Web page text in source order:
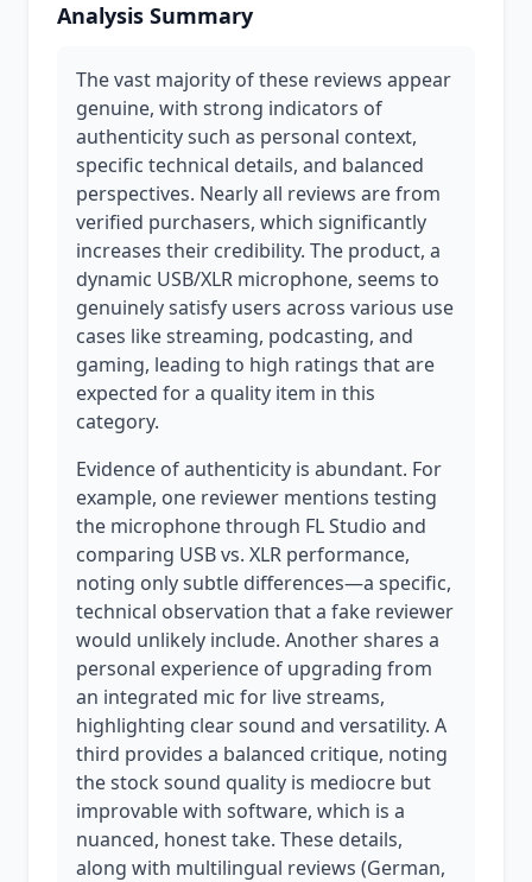
Analysis Summary
The vast majority of these reviews appear
genuine, with strong indicators of
authenticity such as personal context,
specific technical details, and balanced
perspectives. Nearly all reviews are from
verified purchasers, which significantly
increases their credibility. The product, a
dynamic USB/XLR microphone, seems to
genuinely satisfy users across various use
cases like streaming, podcasting, and
gaming, leading to high ratings that are
expected for a quality item in this
category.
Evidence of authenticity is abundant. For
example, one reviewer mentions testing
the microphone through FL Studio and
comparing USB vs. XLR performance,
noting only subtle differences—a specific,
technical observation that a fake reviewer
would unlikely include. Another shares a
personal experience of upgrading from
an integrated mic for live streams,
highlighting clear sound and versatility. A
third provides a balanced critique, noting
the stock sound quality is mediocre but
improvable with software, which is a
nuanced, honest take. These details,
along with multilingual reviews (German,